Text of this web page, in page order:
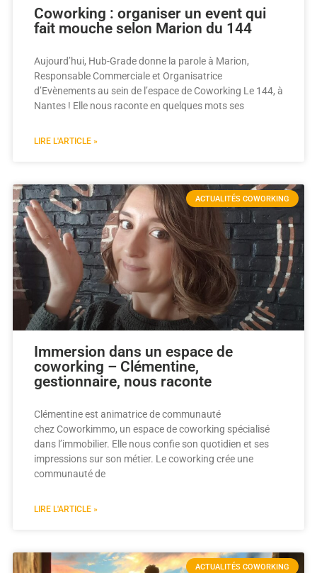
Coworking : organiser un event qui
fait mouche selon Marion du 144
Aujourd’hui, Hub-Grade donne la parole à Marion,
Responsable Commerciale et Organisatrice
d’Evènements au sein de l’espace de Coworking Le 144, à
Nantes ! Elle nous raconte en quelques mots ses
LIRE L'ARTICLE »
ACTUALITÉS COWORKING
Immersion dans un espace de
coworking – Clémentine,
gestionnaire, nous raconte
Clémentine est animatrice de communauté
chez Coworkimmo, un espace de coworking spécialisé
dans l’immobilier. Elle nous confie son quotidien et ses
impressions sur son métier. Le coworking crée une
communauté de
LIRE L'ARTICLE »
ACTUALITÉS COWORKING